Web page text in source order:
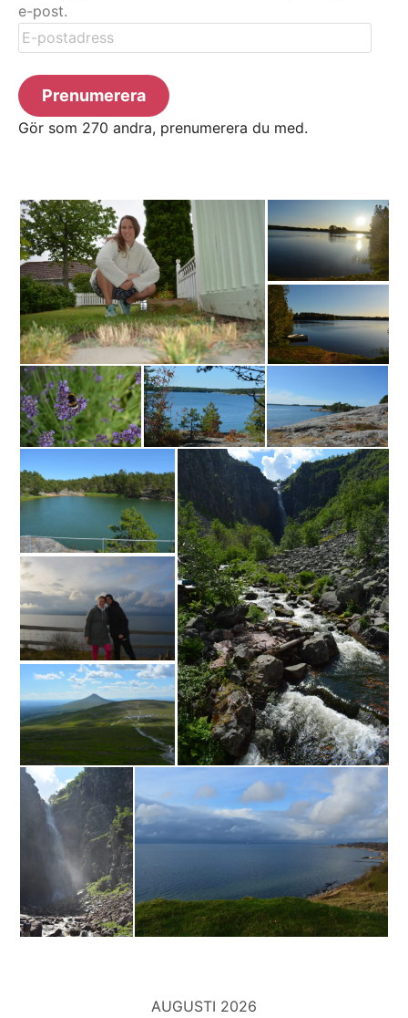
e-post.
E-
postadress
Prenumerera
Gör som 270 andra, prenumerera du med.
AUGUSTI 2026